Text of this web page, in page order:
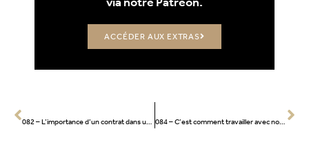
ACCÉDER AUX EXTRAS
082 – L’importance d’un contrat dans un projet
084 – C’est comment travailler avec nous?